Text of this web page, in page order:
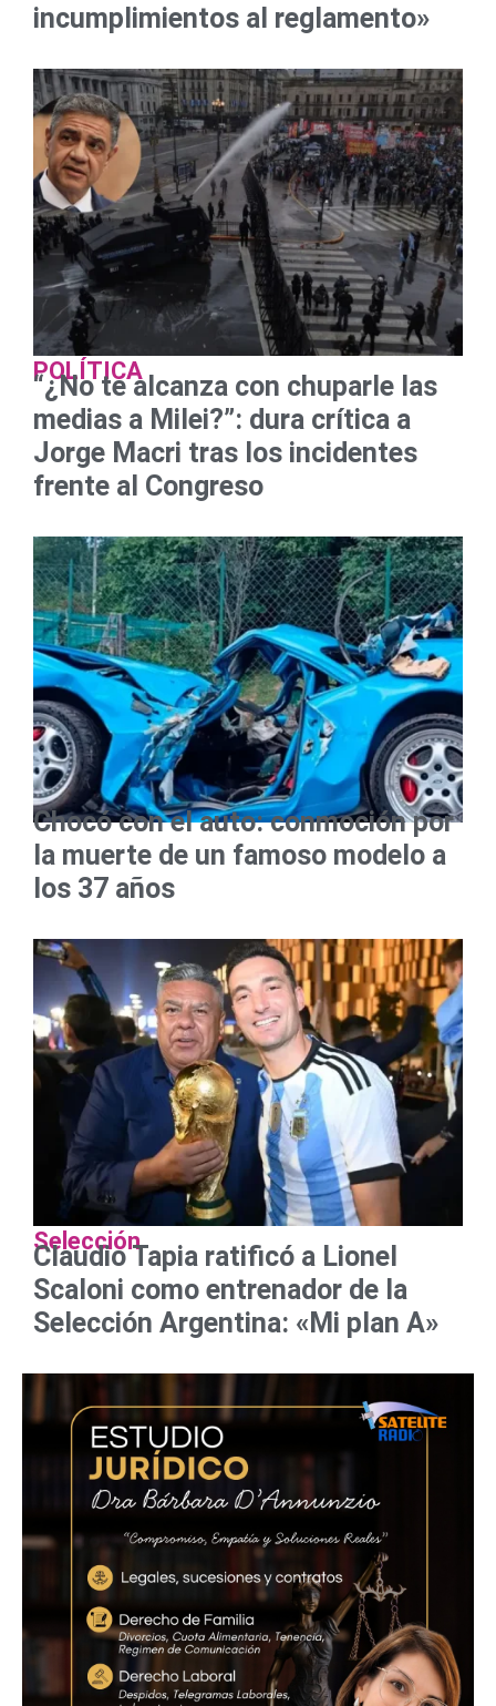
incumplimientos al reglamento»
POLÍTICA
“¿No te alcanza con chuparle las
medias a Milei?”: dura crítica a
Jorge Macri tras los incidentes
frente al Congreso
Chocó con el auto: conmoción por
la muerte de un famoso modelo a
los 37 años
Selección
Claudio Tapia ratificó a Lionel
Scaloni como entrenador de la
Selección Argentina: «Mi plan A»